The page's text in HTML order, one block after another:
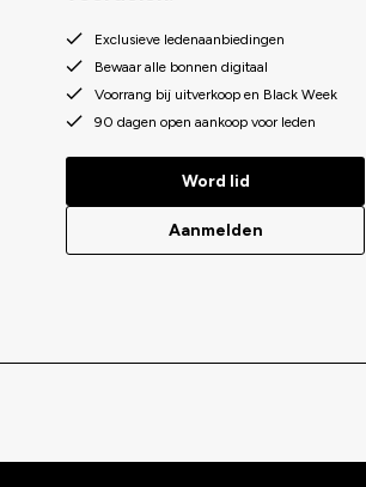
Exclusieve ledenaanbiedingen
Bewaar alle bonnen digitaal
Voorrang bij uitverkoop en Black Week
90 dagen open aankoop voor leden
Word lid
Aanmelden